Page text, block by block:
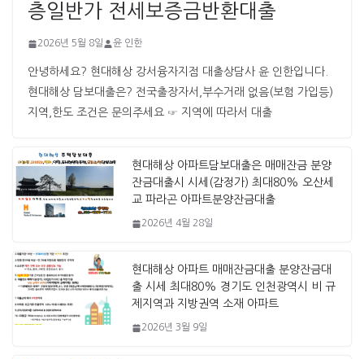
층일반가 전세보증금반환대출
2026년 5월 8일 윤 인한
안녕하세요? 현대해상 강서융자지점 대출상담사 윤 인한입니다. ​ ​
현대해상 담보대출은? 전국출장자서,부수거래 없음(보험 가입등)
지역,한도 조건은 문의주세요 ☞ 지역에 따라서 대출
현대해상 아파트담보대출은 매매잔금 분양
잔금대출시 시세(감정가) 최대80% 오산세
교 파라곤 아파트분양잔금대출
2026년 4월 28일
현대해상 아파트 매매잔금대출 분양잔금대
출 시세 최대80% 경기도 인천광역시 비 규
제지역과 지방권역 소재 아파트
2026년 3월 9일